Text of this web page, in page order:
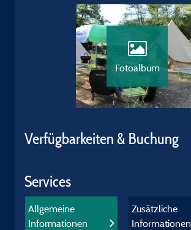
Fotoalbum
Verfügbarkeiten & Buchung
Services
Allgemeine
Informationen
Zusätzliche
Informationen